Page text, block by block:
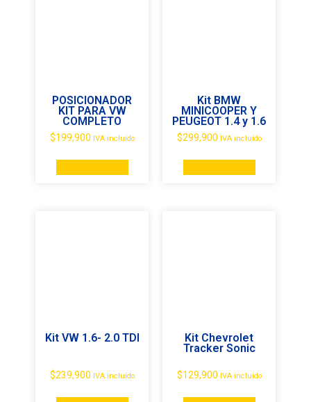
POSICIONADOR
KIT PARA VW
COMPLETO
$199,900 IVA incluído
Kit BMW
MINICOOPER Y
PEUGEOT 1.4 y 1.6
$299,900 IVA incluído
Kit VW 1.6- 2.0 TDI
$239,900 IVA incluído
Kit Chevrolet
Tracker Sonic
$129,900 IVA incluído